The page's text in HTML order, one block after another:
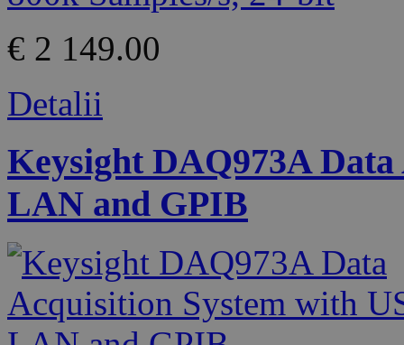
€ 2 149.00
Detalii
Keysight DAQ973A
LAN and GPIB